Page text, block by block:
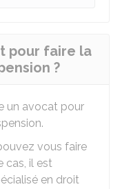
pour faire la
?
un avocat pour
vous faire
cas, il est
en droit